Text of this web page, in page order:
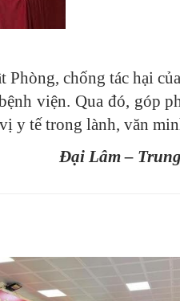
chống tác hại
viện. Qua đó, góp
y tế trong lành, văn
Đại Lâm –